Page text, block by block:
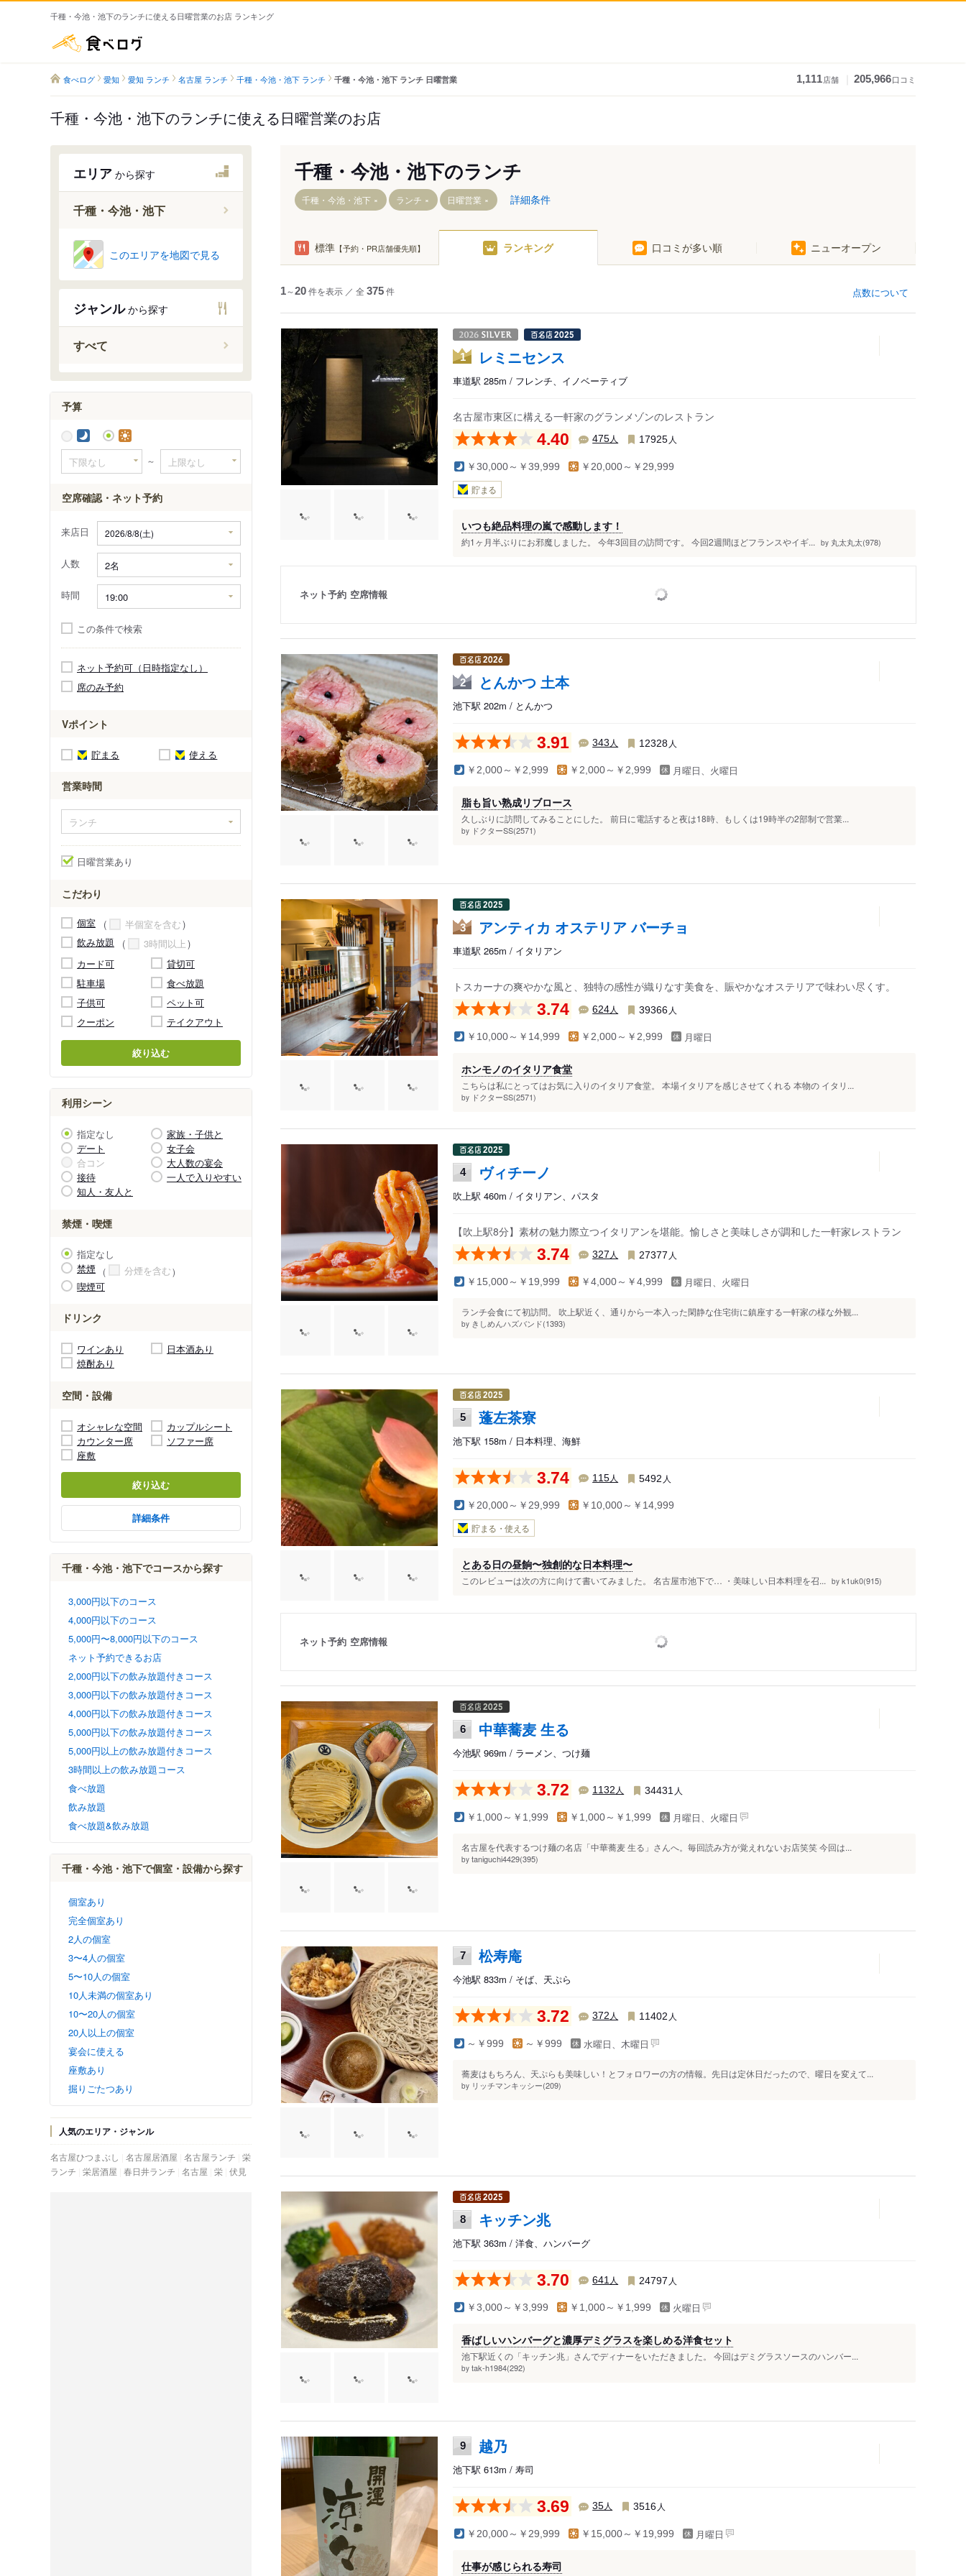
千種・今池・池下のランチに使える日曜営業のお店 ランキング
食べログ 愛知 愛知 ランチ 名古屋 ランチ 千種・今池・池下 ランチ 千種・今池・池下 ランチ 日曜営業 1,111店舗 205,966口コミ
千種・今池・池下のランチに使える日曜営業のお店
エリア から探す
千種・今池・池下
千種駅
池下駅
車道駅
吹上駅
このエリアを地図で見る
ジャンルから探す
すべて
予算
～
空席確認・ネット予約
来店日
人数
時間
この条件で検索
ネット予約可（日時指定なし）
席のみ予約
Vポイント
貯まる 使える
営業時間
日曜営業あり
こだわり
個室
半個室を含む
飲み放題
3時間以上
カード可
貸切可
駐車場
食べ放題
子供可
ペット可
クーポン
テイクアウト
絞り込む
利用シーン
指定なし
家族・子供と
デート
女子会
合コン
大人数の宴会
接待
一人で入りやすい
知人・友人と
禁煙・喫煙
指定なし
禁煙
分煙を含む
喫煙可
ドリンク
ワインあり
日本酒あり
焼酎あり
空間・設備
オシャレな空間
カップルシート
カウンター席
ソファー席
座敷
絞り込む
詳細条件
千種・今池・池下でコースから探す
3,000円以下のコース
4,000円以下のコース
5,000円〜8,000円以下のコース
ネット予約できるお店
2,000円以下の飲み放題付きコース
3,000円以下の飲み放題付きコース
4,000円以下の飲み放題付きコース
5,000円以下の飲み放題付きコース
5,000円以上の飲み放題付きコース
3時間以上の飲み放題コース
食べ放題
飲み放題
食べ放題&飲み放題
千種・今池・池下で個室・設備から探す
個室あり
完全個室あり
2人の個室
3〜4人の個室
5〜10人の個室
10人未満の個室あり
10〜20人の個室
20人以上の個室
宴会に使える
座敷あり
掘りごたつあり
人気のエリア・ジャンル
名古屋ひつまぶし 名古屋居酒屋 名古屋ランチ 栄
ランチ 栄居酒屋 春日井ランチ 名古屋 栄 伏見
千種・今池・池下のランチ
千種・今池・池下 ランチ 日曜営業 詳細条件
標準【予約・PR店舗優先順】 ランキング 口コミが多い順 ニューオープン
点数について
1～20件を表示 ／ 全 375件
1 レミニセンス
車道駅 285m / フレンチ、イノベーティブ
名古屋市東区に構える一軒家のグランメゾンのレストラン
4.40 475人 17925 人
￥30,000～￥39,999 ￥20,000～￥29,999
貯まる
いつも絶品料理の嵐で感動します！
約1ヶ月半ぶりにお邪魔しました。 今年3回目の訪問です。 今回2週間ほどフランスやイギ... by 丸太丸太(978)
ネット予約 空席情報
2 とんかつ 土本
池下駅 202m / とんかつ
3.91 343 人 12328 人
￥2,000～￥2,999 ￥2,000～￥2,999 月曜日、火曜日
脂も旨い熟成リブロース
久しぶりに訪問してみることにした。 前日に電話すると夜は18時、もしくは19時半の2部制で営業...
by ドクターSS(2571)
3 アンティカ オステリア バーチョ
車道駅 265m / イタリアン
トスカーナの爽やかな風と、独特の感性が織りなす美食を、賑やかなオステリアで味わい尽くす。
3.74 624人 39366 人
￥10,000～￥14,999 ￥2,000～￥2,999 月曜日
ホンモノのイタリア食堂
こちらは私にとってはお気に入りのイタリア食堂。 本場イタリアを感じさせてくれる 本物の イタリ...
by ドクターSS(2571)
4 ヴィチーノ
吹上駅 460m / イタリアン、パスタ
【吹上駅8分】素材の魅力際立つイタリアンを堪能。愉しさと美味しさが調和した一軒家レストラン
3.74 327 人 27377 人
￥15,000～￥19,999 ￥4,000～￥4,999 月曜日、火曜日
ランチ会食にて初訪問。 吹上駅近く、通りから一本入った閑静な住宅街に鎮座する一軒家の様な外観...
by きしめんハズバンド(1393)
5 蓬左茶寮
池下駅 158m / 日本料理、海鮮
3.74 115人 5492 人
￥20,000～￥29,999 ￥10,000～￥14,999
貯まる・使える
とある日の昼餉〜独創的な日本料理〜
このレビューは次の方に向けて書いてみました。 名古屋市池下で… ・美味しい日本料理を召... by k1uk0(915)
ネット予約 空席情報
6 中華蕎麦 生る
今池駅 969m / ラーメン、つけ麺
3.72 1132 人 34431 人
￥1,000～￥1,999 ￥1,000～￥1,999 月曜日、火曜日
名古屋を代表するつけ麺の名店「中華蕎麦 生る」さんへ。毎回読み方が覚えれないお店笑笑 今回は...
by taniguchi4429(395)
7 松寿庵
今池駅 833m / そば、天ぷら
3.72 372人 11402 人
～￥999 ～￥999 水曜日、木曜日
蕎麦はもちろん、天ぷらも美味しい！とフォロワーの方の情報。先日は定休日だったので、曜日を変えて...
by リッチマンキッシー(209)
8 キッチン兆
池下駅 363m / 洋食、ハンバーグ
3.70 641 人 24797 人
￥3,000～￥3,999 ￥1,000～￥1,999 火曜日
香ばしいハンバーグと濃厚デミグラスを楽しめる洋食セット
池下駅近くの「キッチン兆」さんでディナーをいただきました。 今回はデミグラスソースのハンバー...
by tak-h1984(292)
9 越乃
池下駅 613m / 寿司
3.69 35人 3516 人
￥20,000～￥29,999 ￥15,000～￥19,999 月曜日
仕事が感じられる寿司